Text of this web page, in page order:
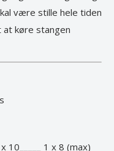
være stille hele tiden
køre stangen
10_____ 1 x 8 (max)